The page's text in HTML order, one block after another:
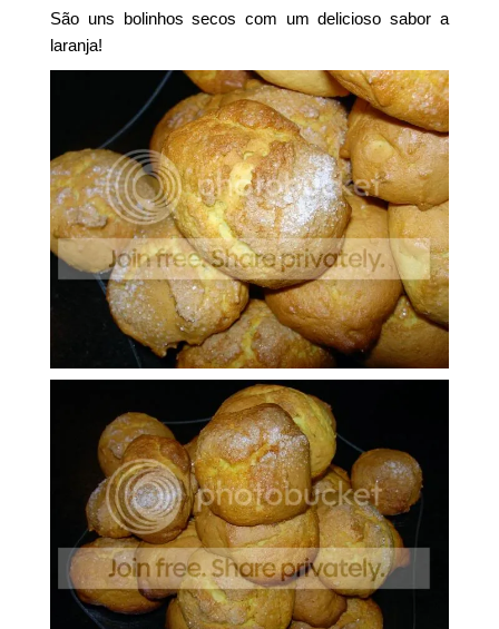
São uns bolinhos secos com um delicioso sabor a
laranja!